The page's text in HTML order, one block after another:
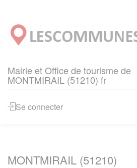
Mairie et Office de tourisme de
MONTMIRAIL (51210) fr
Se connecter
MONTMIRAIL (51210)